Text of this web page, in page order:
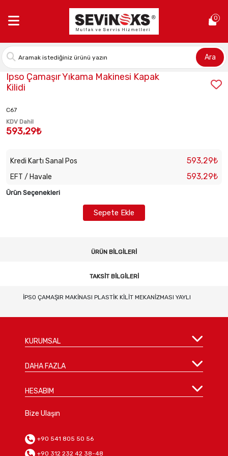
0
Ara
Stok Kodu:IPS-RSP802803
Ipso Çamaşır Yıkama Makinesi Kapak
Kilidi
C67
KDV Dahil
593,29₺
Kredi Kartı Sanal Pos 593,29₺
EFT / Havale 593,29₺
Ürün Seçenekleri
Sepete Ekle
ÜRÜN BILGILERI
TAKSIT BILGILERI
İPSO ÇAMAŞIR MAKİNASI PLASTİK KİLİT MEKANİZMASI YAYLI
KURUMSAL
DAHA FAZLA
HESABIM
Bize Ulaşın
+90 541 805 50 56
+90 312 232 42 38-48